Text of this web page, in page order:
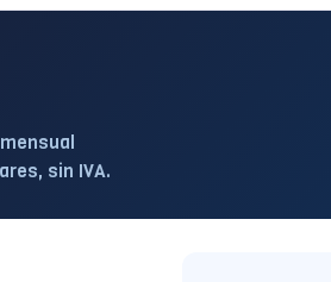
sin IVA.